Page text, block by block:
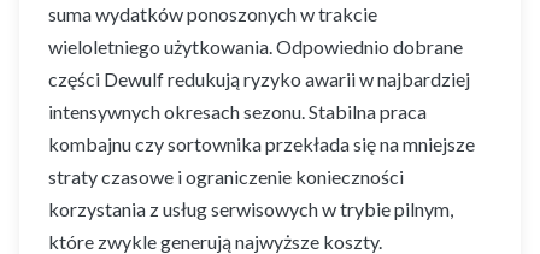
suma wydatków ponoszonych w trakcie
wieloletniego użytkowania. Odpowiednio dobrane
części Dewulf redukują ryzyko awarii w najbardziej
intensywnych okresach sezonu. Stabilna praca
kombajnu czy sortownika przekłada się na mniejsze
straty czasowe i ograniczenie konieczności
korzystania z usług serwisowych w trybie pilnym,
które zwykle generują najwyższe koszty.